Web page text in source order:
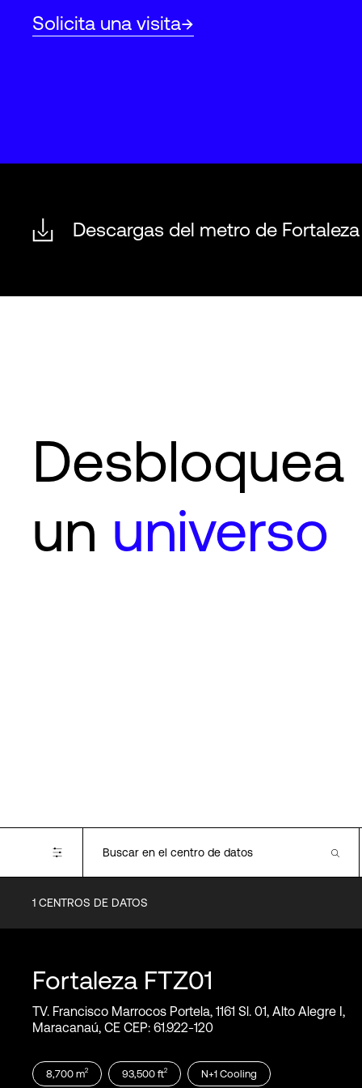
Solicita una visita
Descargas del metro de Fortaleza
Desbloquea
un universo
SOC3 PCI-DSS
Tipo II TR3
TUV-TR3 ISO 22301
1 CENTROS DE DATOS
Fortaleza FTZ01
TV. Francisco Marrocos Portela, 1161 Sl. 01, Alto Alegre I,
Maracanaú, CE CEP: 61.922‑120
8,700 m2 93,500 ft2 N+1 Cooling